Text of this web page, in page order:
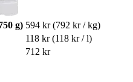
g) 594 kr (792 kr / kg)
118 kr (118 kr / l)
712 kr